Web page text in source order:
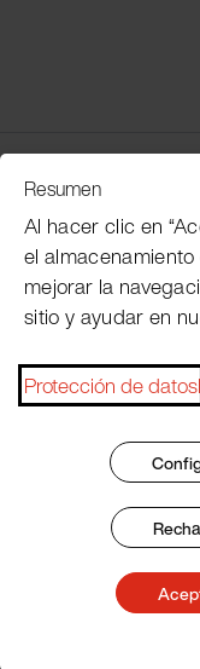
Servicio de
Subscribe Pacojet
Would you like to
Pie de imprenta
Resumen
Al hacer clic en
el
mejorar la
sitio y ayudar en
Protección de datos